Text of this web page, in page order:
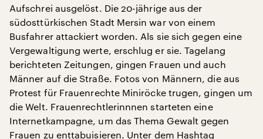
Aufschrei ausgelöst. Die 20-jährige aus der
südosttürkischen Stadt Mersin war von einem
Busfahrer attackiert worden. Als sie sich gegen eine
Vergewaltigung werte, erschlug er sie. Tagelang
berichteten Zeitungen, gingen Frauen und auch
Männer auf die Straße. Fotos von Männern, die aus
Protest für Frauenrechte Miniröcke trugen, gingen um
die Welt. Frauenrechtlerinnnen starteten eine
Internetkampagne, um das Thema Gewalt gegen
Frauen zu enttabuisieren. Unter dem Hashtag